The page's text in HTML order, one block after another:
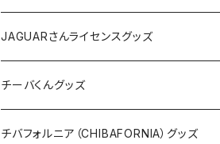
ホテルキーホルダー
ホテルキーホルダー
クリアファイル
Tシャツ
バッグ
ステッカー
缶バッジ
キャップ
バッグ
ステッカー
ステッカー
ステッカー
ステッカー大
缶バッジ
缶バッジ32mm
エコバッグ
JAGUARさんライセンスグッズ
Tシャツ
ステッカー
チーバくんグッズ
Tシャツ
チバフォルニア（CHIBAFORNIA）グッズ